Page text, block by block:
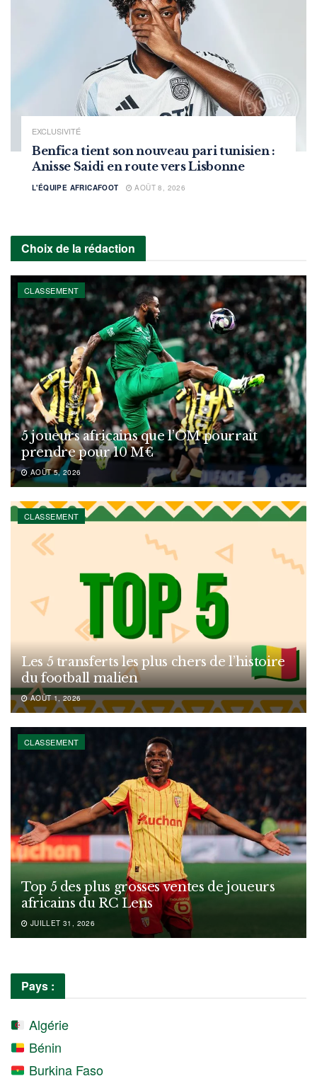
EXCLUSIVITÉ
Benfica tient son nouveau pari tunisien :
Anisse Saidi en route vers Lisbonne
L'ÉQUIPE AFRICAFOOT AOÛT 8, 2026
Choix de la rédaction
CLASSEMENT
5 joueurs africains que l’OM pourrait
prendre pour 10 M€
AOÛT 5, 2026
CLASSEMENT
Les 5 transferts les plus chers de l’histoire
du football malien
AOÛT 1, 2026
CLASSEMENT
Top 5 des plus grosses ventes de joueurs
africains du RC Lens
JUILLET 31, 2026
Pays :
Algérie
Bénin
Burkina Faso